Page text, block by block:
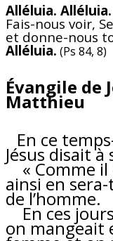
Alléluia. Alléluia.
Fais-nous voir,
et donne-nous
Alléluia. (Ps 84, 8)
Évangile de
Matthieu
En ce
Jésus disait à
« Comme il
ainsi en
de l’homme.
En ces
on mangeait